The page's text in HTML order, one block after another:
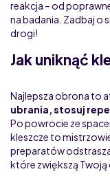
reakcja – od
na badania. Zadbaj o
drogi!
Jak uniknąć
Najlepsza obrona to
ubrania, stosuj
Po powrocie ze
kleszcze to
preparatów
które zwiększą Twoją